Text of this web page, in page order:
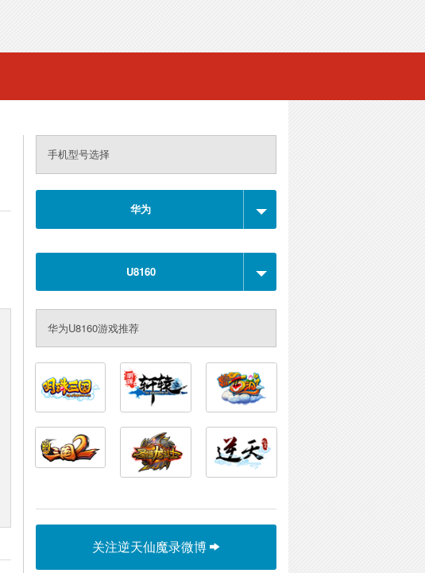
手机型号选择
华为
U8160
华为U8160游戏推荐
关注逆天仙魔录微博